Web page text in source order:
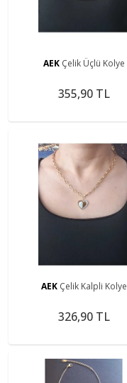
AEK Çelik Üçlü Kolye
355,90 TL
AEK Çelik Kalpli Kolye
326,90 TL